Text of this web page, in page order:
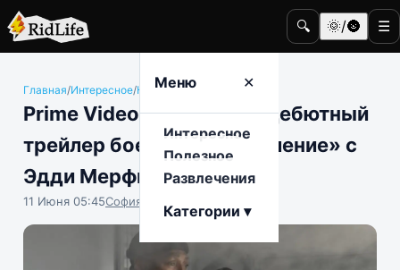
🔍 🌞/🌚 ☰
Меню ✕
Интересное
Полезное
Развлечения
Категории ▾
Главная/Интересное/Кино и телевидение
Prime Video представил дебютный
трейлер боевика «Ограбление» с
Эдди Мерфи
11 Июня 05:45София Насыпова